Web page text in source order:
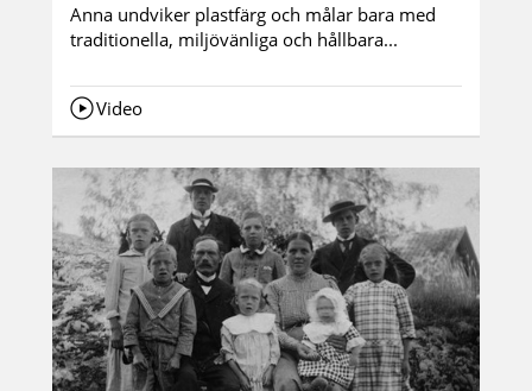
Anna undviker plastfärg och målar bara med
traditionella, miljövänliga och hållbara...
Video